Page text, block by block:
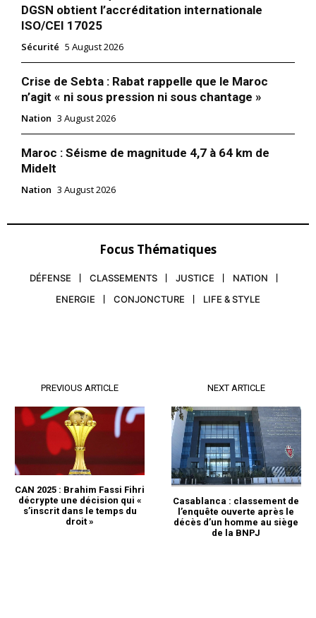
DGSN obtient l’accréditation internationale
ISO/CEI 17025
Sécurité 5 August 2026
Crise de Sebta : Rabat rappelle que le Maroc
n’agit « ni sous pression ni sous chantage »
Nation 3 August 2026
Maroc : Séisme de magnitude 4,7 à 64 km de
Midelt
Nation 3 August 2026
Focus Thématiques
DÉFENSE CLASSEMENTS JUSTICE
NATION
ENERGIE
CONJONCTURE LIFE & STYLE
PREVIOUS ARTICLE
CAN 2025 : Brahim Fassi Fihri
décrypte une décision qui «
s’inscrit dans le temps du
droit »
NEXT ARTICLE
Casablanca : classement de
l’enquête ouverte après le
décès d’un homme au siège
de la BNPJ